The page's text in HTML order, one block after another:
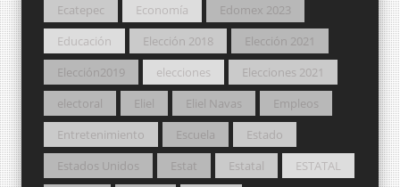
Ecatepec
Economía
Edomex 2023
Educación
Elección 2018
Elección 2021
Elección2019
elecciones
Elecciones 2021
electoral
Eliel Eliel Navas
Empleos
Entretenimiento
Escuela
Estado
Estados Unidos
Estat Estatal
ESTATAL